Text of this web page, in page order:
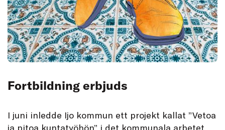
Fortbildning erbjuds
I juni inledde Ijo kommun ett projekt kallat ”Vetoa
ja pitoa kuntatyöhön” i det kommunala arbetet